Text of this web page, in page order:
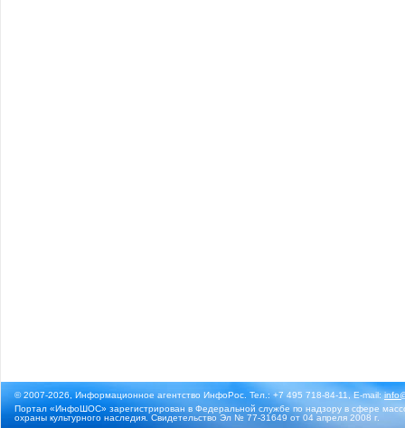
© 2007-2026, Информационное агентство ИнфоРос. Тел.: +7 495 718-84-11, E-mail:
Портал «ИнфоШОС» зарегистрирован в Федеральной службе по надзору в сфере
охраны культурного наследия. Свидетельство Эл № 77-31649 от 04 апреля 2008 г.